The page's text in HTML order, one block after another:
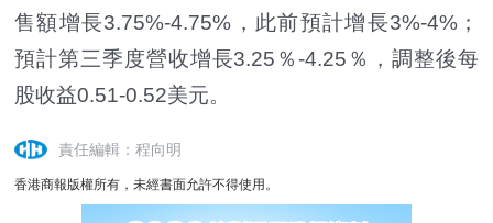
售額增長3.75%-4.75%，此前預計增長3%-4%；
預計第三季度營收增長3.25％-4.25％，調整後每
股收益0.51-0.52美元。
責任編輯：程向明
香港商報版權所有，未經書面允許不得使用。